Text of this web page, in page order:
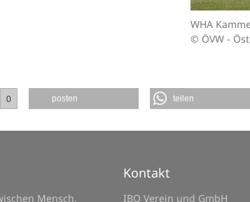
WHA
© ÖVW -
0 posten teilen
Mensch,
Kontakt
IBO Verein und GmbH